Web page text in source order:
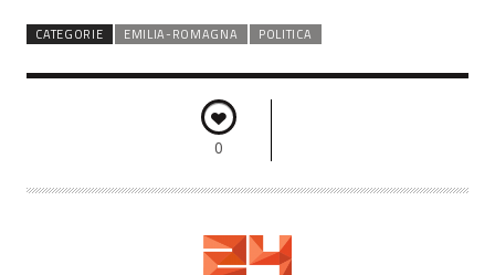
CATEGORIE EMILIA-ROMAGNA POLITICA
0